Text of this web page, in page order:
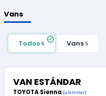
Vans
Todos5 Vans 5
VAN ESTÁNDAR
TOYOTA Sienna (o Similar)